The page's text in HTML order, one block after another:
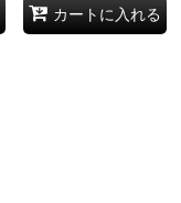
カートに入れる